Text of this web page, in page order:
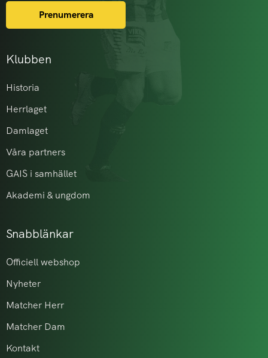
Klubben
Historia
Herrlaget
Damlaget
Våra partners
GAIS i samhället
Akademi & ungdom
Snabblänkar
Officiell webshop
Nyheter
Matcher Herr
Matcher Dam
Kontakt
Prenumerera